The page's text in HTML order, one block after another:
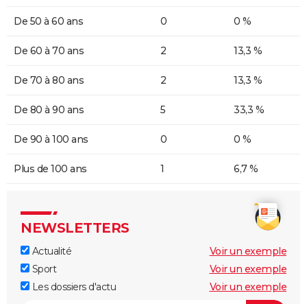
De 50 à 60 ans 0 0 %
De 60 à 70 ans 2 13,3 %
De 70 à 80 ans 2 13,3 %
De 80 à 90 ans 5 33,3 %
De 90 à 100 ans 0 0 %
Plus de 100 ans 1 6,7 %
NEWSLETTERS
Actualité
Voir un exemple
Sport
Voir un exemple
Les dossiers d'actu
Voir un exemple